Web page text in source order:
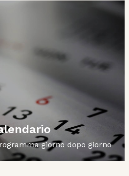
giorno dopo giorno